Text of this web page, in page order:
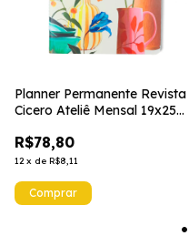
Planner Permanente Revista
Cicero Ateliê Mensal 19x25
R$78,80
12 x de R$8,11